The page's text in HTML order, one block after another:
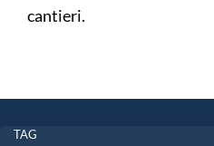
cantieri.
TAG